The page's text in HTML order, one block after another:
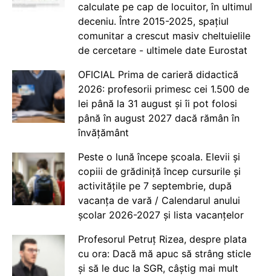
calculate pe cap de locuitor, în ultimul
deceniu. Între 2015-2025, spațiul
comunitar a crescut masiv cheltuielile
de cercetare - ultimele date Eurostat
OFICIAL Prima de carieră didactică
2026: profesorii primesc cei 1.500 de
lei până la 31 august și îi pot folosi
până în august 2027 dacă rămân în
învățământ
Peste o lună începe școala. Elevii și
copiii de grădiniță încep cursurile și
activitățile pe 7 septembrie, după
vacanța de vară / Calendarul anului
școlar 2026-2027 și lista vacanțelor
Profesorul Petruț Rizea, despre plata
cu ora: Dacă mă apuc să strâng sticle
și să le duc la SGR, câștig mai mult